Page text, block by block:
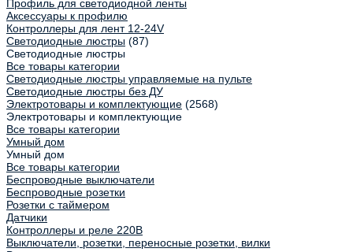
Профиль для светодиодной ленты
Аксессуары к профилю
Контроллеры для лент 12-24V
Светодиодные люстры (87)
Светодиодные люстры
Все товары категории
Светодиодные люстры управляемые на пульте
Светодиодные люстры без ДУ
Электротовары и комплектующие (2568)
Электротовары и комплектующие
Все товары категории
Умный дом
Умный дом
Все товары категории
Беспроводные выключатели
Беспроводные розетки
Розетки с таймером
Датчики
Контроллеры и реле 220В
Выключатели, розетки, переносные розетки, вилки